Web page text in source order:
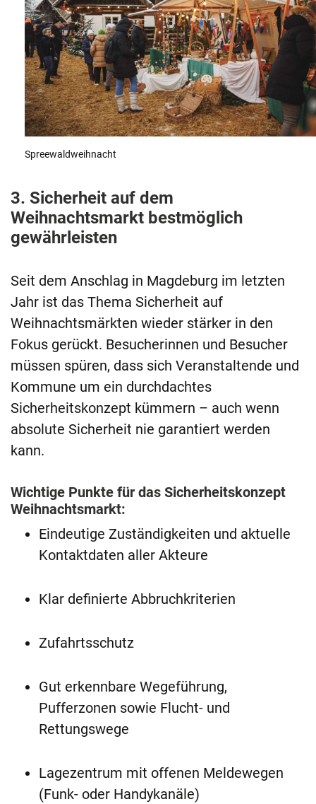
Spreewaldweihnacht
3. Sicherheit auf dem
Weihnachtsmarkt bestmöglich
gewährleisten
Seit dem Anschlag in Magdeburg im letzten
Jahr ist das Thema Sicherheit auf
Weihnachtsmärkten wieder stärker in den
Fokus gerückt. Besucherinnen und Besucher
müssen spüren, dass sich Veranstaltende und
Kommune um ein durchdachtes
Sicherheitskonzept kümmern – auch wenn
absolute Sicherheit nie garantiert werden
kann.
Wichtige Punkte für das Sicherheitskonzept
Weihnachtsmarkt:
Eindeutige Zuständigkeiten und aktuelle
Kontaktdaten aller Akteure
Klar definierte Abbruchkriterien
Zufahrtsschutz
Gut erkennbare Wegeführung,
Pufferzonen sowie Flucht- und
Rettungswege
Lagezentrum mit offenen Meldewegen
(Funk- oder Handykanäle)